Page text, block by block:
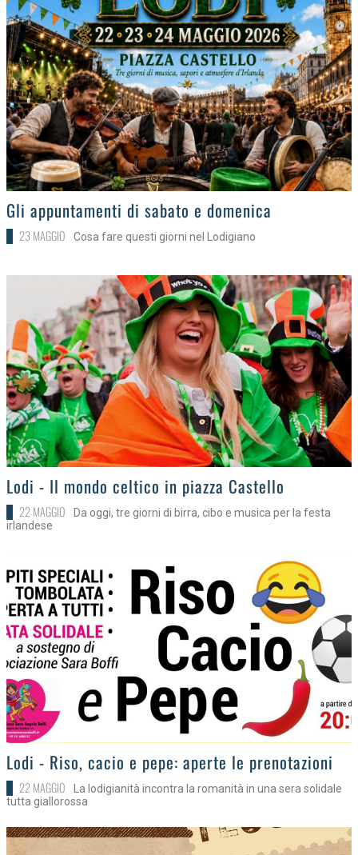
>
Gli appuntamenti di sabato e domenica
23 MAGGIO Cosa fare questi giorni nel Lodigiano
>Lodi - Il mondo celtico in piazza Castello
22 MAGGIO
Da oggi, tre giorni di birra, cibo e musica per la festa
irlandese
>Lodi - Riso, cacio e pepe: aperte le prenotazioni
22 MAGGIO
La lodigianità incontra la romanità in una sera solidale
tutta giallorossa